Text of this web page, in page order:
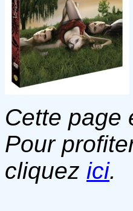
Cette page
Pour
cliquez ici.